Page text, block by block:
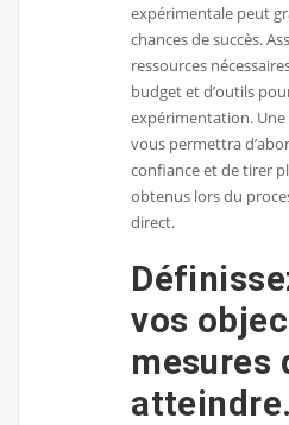
expérimentale peut
chances de succès.
ressources
budget et d’outils
expérimentation.
vous permettra
confiance et de tirer
obtenus lors du
direct.
vos
mesures
atteindre.